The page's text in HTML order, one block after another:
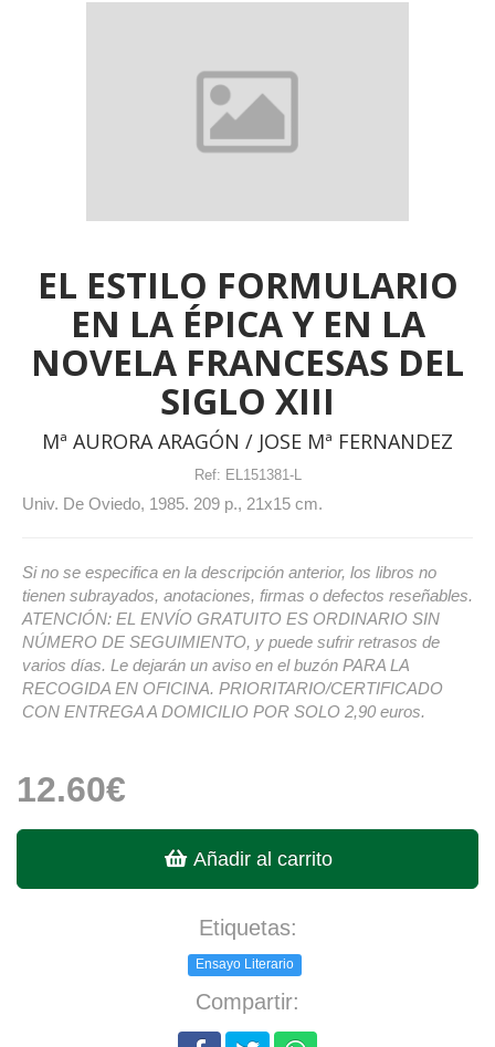
EL ESTILO FORMULARIO
EN LA ÉPICA Y EN LA
NOVELA FRANCESAS DEL
SIGLO XIII
Mª AURORA ARAGÓN / JOSE Mª FERNANDEZ
Ref: EL151381-L
Univ. De Oviedo, 1985. 209 p., 21x15 cm.
Si no se especifica en la descripción anterior, los libros no
tienen subrayados, anotaciones, firmas o defectos reseñables.
ATENCIÓN: EL ENVÍO GRATUITO ES ORDINARIO SIN
NÚMERO DE SEGUIMIENTO, y puede sufrir retrasos de
varios días. Le dejarán un aviso en el buzón PARA LA
RECOGIDA EN OFICINA. PRIORITARIO/CERTIFICADO
CON ENTREGA A DOMICILIO POR SOLO 2,90 euros.
12.60€
Añadir al carrito
Etiquetas:
Ensayo Literario
Compartir: